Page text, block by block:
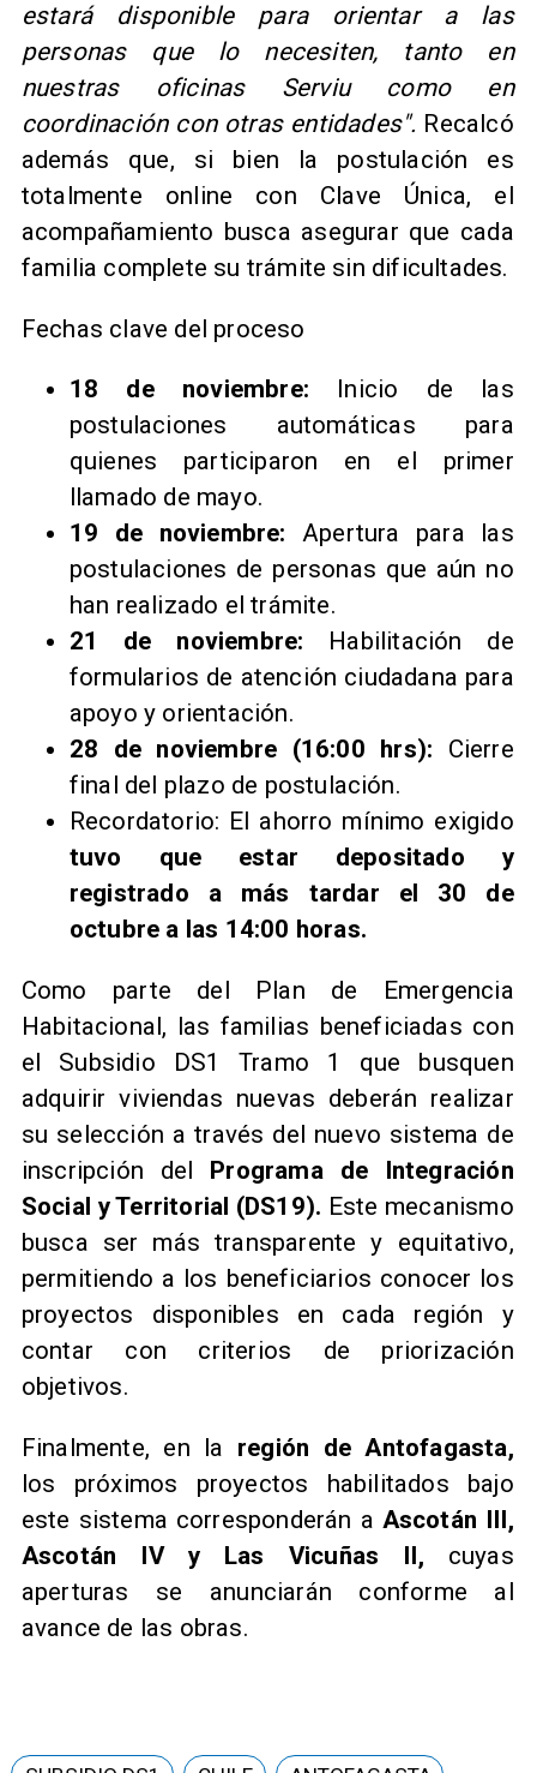
estará disponible para orientar a las
personas que lo necesiten, tanto en
nuestras oficinas Serviu como en
coordinación con otras entidades". Recalcó
además que, si bien la postulación es
totalmente online con Clave Única, el
acompañamiento busca asegurar que cada
familia complete su trámite sin dificultades.
Fechas clave del proceso
18 de noviembre:
Inicio de las
postulaciones automáticas para
quienes participaron en el primer
llamado de mayo.
19 de noviembre: Apertura para las
postulaciones de personas que aún no
han realizado el trámite.
21 de noviembre: Habilitación de
formularios de atención ciudadana para
apoyo y orientación.
28 de noviembre (16:00 hrs): Cierre
final del plazo de postulación.
Recordatorio: El ahorro mínimo exigido
tuvo que estar depositado y
registrado a más tardar el 30 de
octubre a las 14:00 horas.
Como parte del Plan de Emergencia
Habitacional, las familias beneficiadas con
el Subsidio DS1 Tramo 1 que busquen
adquirir viviendas nuevas deberán realizar
su selección a través del nuevo sistema de
inscripción del Programa de Integración
Social y Territorial (DS19). Este mecanismo
busca ser más transparente y equitativo,
permitiendo a los beneficiarios conocer los
proyectos disponibles en cada región y
contar con criterios de priorización
objetivos.
Finalmente, en la región de Antofagasta,
los próximos proyectos habilitados bajo
este sistema corresponderán a Ascotán III,
Ascotán IV y Las Vicuñas II, cuyas
aperturas se anunciarán conforme al
avance de las obras.